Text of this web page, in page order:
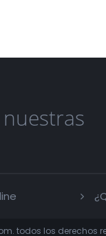
todos los derechos